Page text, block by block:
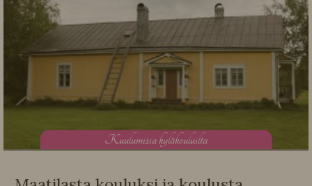
Kuulumisia kyläkouluilta